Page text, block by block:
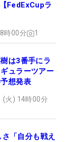
FedExCupラ
時00分 1
は3番手にラ
ュラーツアー
想発表
(火) 14時00分
「自分も戦え